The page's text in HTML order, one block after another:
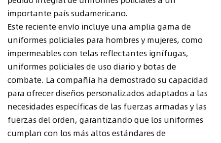
importante país sudamericano.
Este reciente envío incluye una amplia gama de
uniformes policiales para hombres y mujeres, como
impermeables con telas reflectantes ignífugas,
uniformes policiales de uso diario y botas de
combate. La compañía ha demostrado su capacidad
para ofrecer diseños personalizados adaptados a las
necesidades específicas de las fuerzas armadas y las
fuerzas del orden, garantizando que los uniformes
cumplan con los más altos estándares de